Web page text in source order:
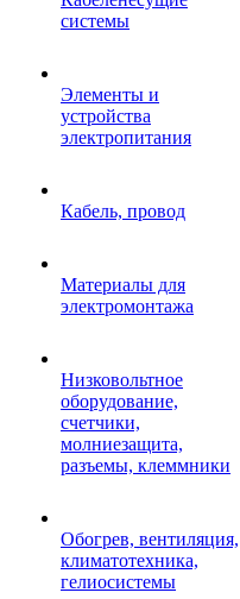
системы
Элементы и
устройства
электропитания
Кабель, провод
Материалы для
электромонтажа
Низковольтное
оборудование,
счетчики,
молниезащита,
разъемы, клеммники
Обогрев, вентиляция,
климатотехника,
гелиосистемы